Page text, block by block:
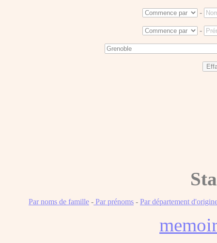
-
-
Par noms de famille - Par prénoms - Par département